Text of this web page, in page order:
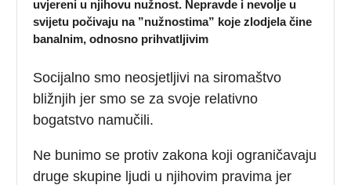
uvjereni u njihovu nužnost. Nepravde i nevolje u
svijetu počivaju na ”nužnostima” koje zlodjela čine
banalnim, odnosno prihvatljivim
Socijalno smo neosjetljivi na siromaštvo
bližnjih jer smo se za svoje relativno
bogatstvo namučili.
Ne bunimo se protiv zakona koji ograničavaju
druge skupine ljudi u njihovim pravima jer